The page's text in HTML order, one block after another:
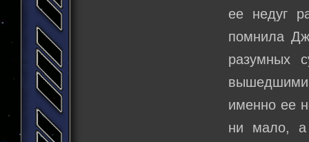
ее недуг
помнила
разумных
вышедшими
именно ее
ни мало, а